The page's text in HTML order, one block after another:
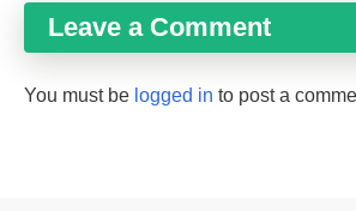
Leave a Comment
You must be logged in to post a